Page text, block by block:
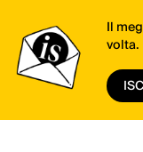
Il
volta.